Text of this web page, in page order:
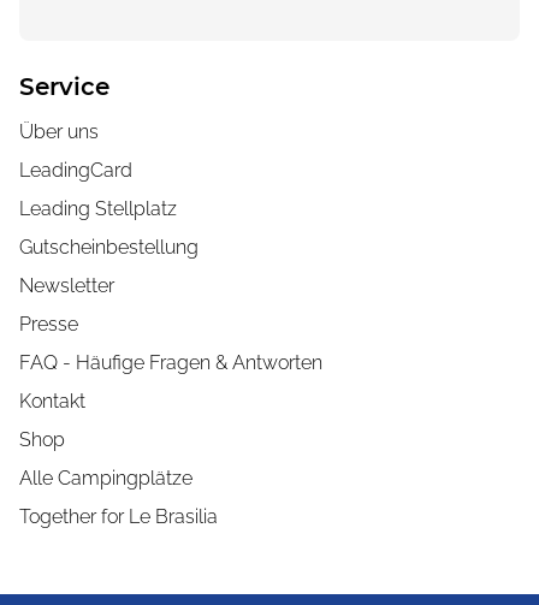
Service
Über uns
LeadingCard
Leading Stellplatz
Gutscheinbestellung
Newsletter
Presse
FAQ - Häufige Fragen & Antworten
Kontakt
Shop
Alle Campingplätze
Together for Le Brasilia